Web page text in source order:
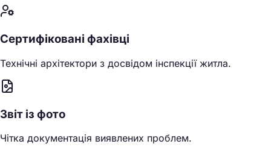
Сертифіковані фахівці
Технічні архітектори з досвідом інспекції житла.
Звіт із фото
Чітка документація виявлених проблем.